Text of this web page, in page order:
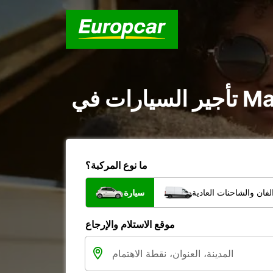
ما نوع المركبة؟
سيارة والشاحنات العادية
موقع الاستلام والإرجاع